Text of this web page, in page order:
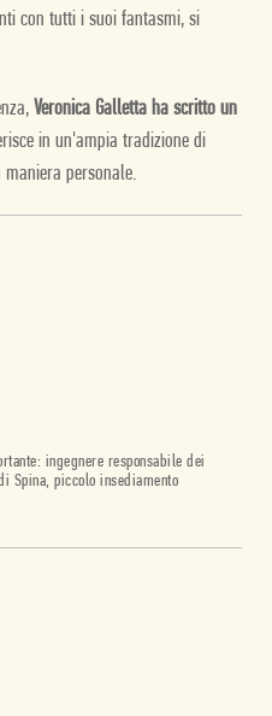
con tutti i suoi fantasmi, si
Veronica Galletta ha scritto un
in un'ampia tradizione di
personale.
ingegnere responsabile dei
Spina, piccolo insediamento